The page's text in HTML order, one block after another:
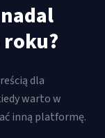
dla
warto w
inną platformę.